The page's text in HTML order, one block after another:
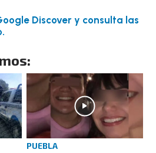
Discover y consulta las
PUEBLA